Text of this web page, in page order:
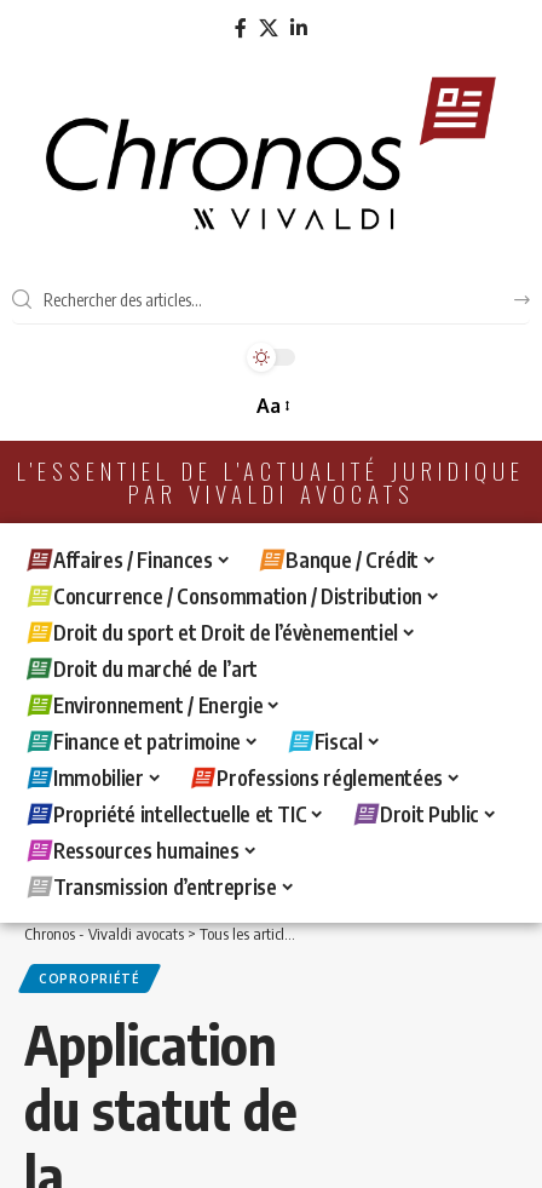
Aa
L'ESSENTIEL DE L'ACTUALITÉ JURIDIQUE
PAR VIVALDI AVOCATS
Affaires / Finances
Banque / Crédit
Concurrence / Consommation / Distribution
Droit du sport et Droit de l’évènementiel
Droit du marché de l’art
Environnement / Energie
Finance et patrimoine
Fiscal
Immobilier
Professions réglementées
Propriété intellectuelle et TIC
Droit Public
Ressources humaines
Transmission d’entreprise
Chronos - Vivaldi avocats>Tous les articles >Immobilier>Copropriété>
COPROPRIÉTÉ
Application
du statut de